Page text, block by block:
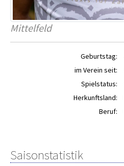
Mittelfeld
Geburtstag:
im Verein seit:
Spielstatus:
Herkunftsland:
Beruf:
Saisonstatistik